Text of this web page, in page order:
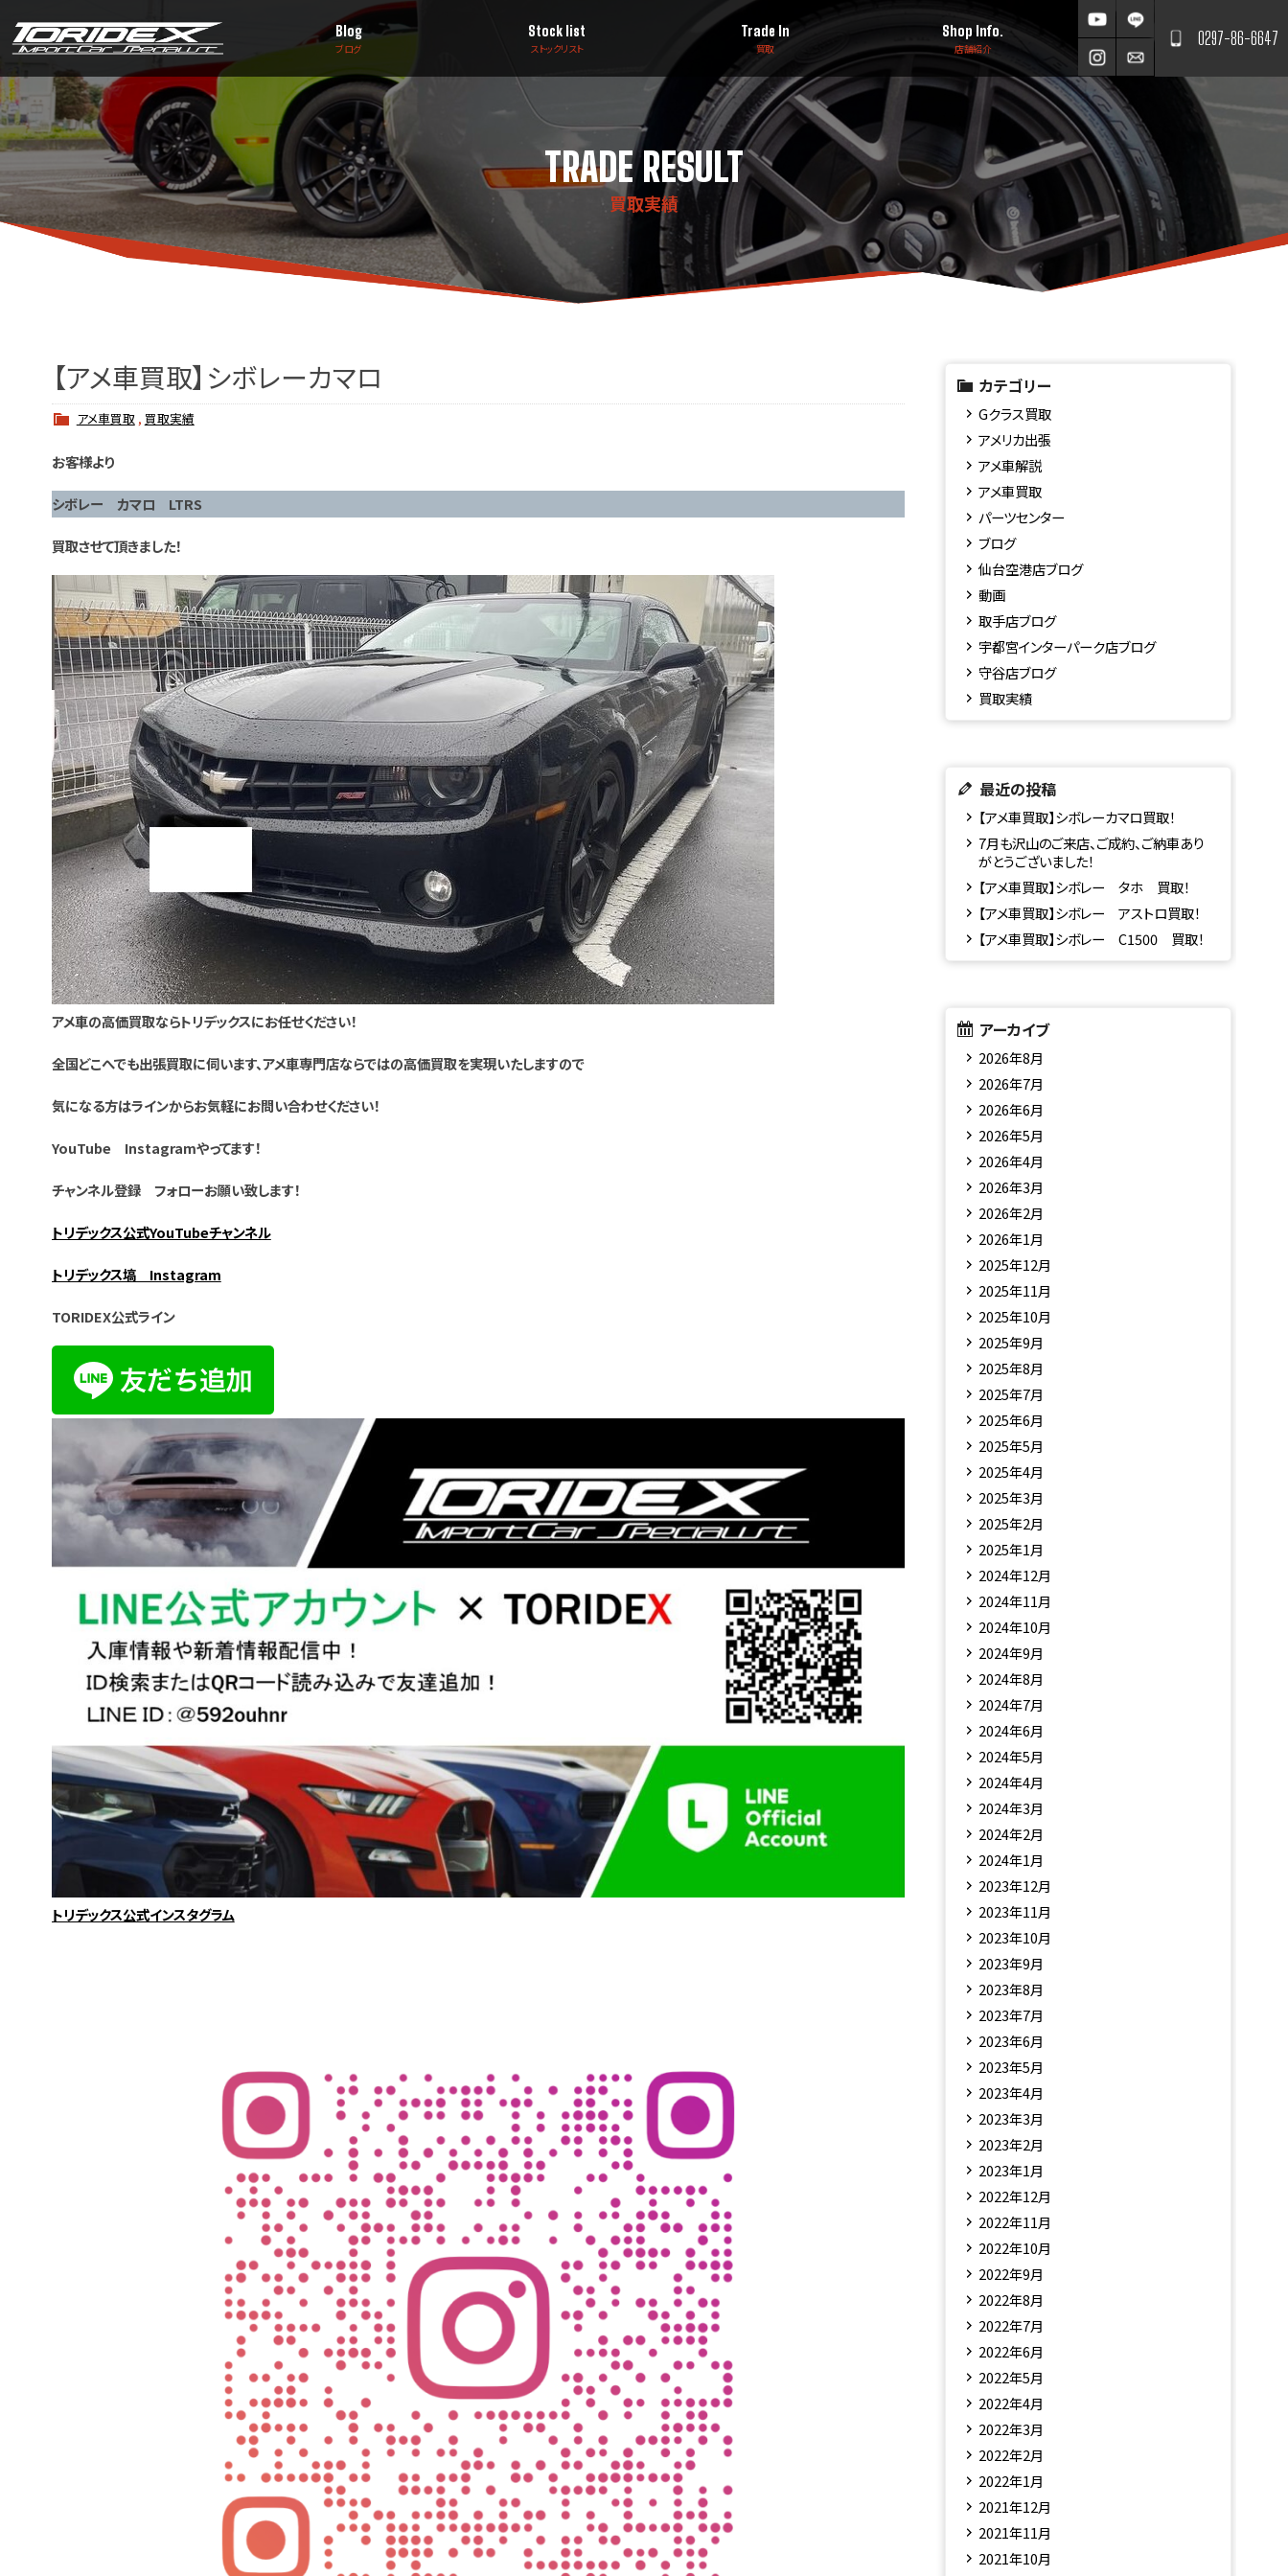
0297-86-6647
Blog
ブログ
Stock list
ストックリスト
Trade In
買取
Shop Info.
店舗紹介
TRADE RESULT
買取実績
【アメ車買取】シボレーカマロ
アメ車買取, 買取実績
お客様より
シボレー カマロ LTRS
買取させて頂きました！
アメ車の高価買取ならトリデックスにお任せください！
全国どこへでも出張買取に伺います、アメ車専門店ならではの高価買取を実現いたしますので
気になる方はラインからお気軽にお問い合わせください！
YouTube Instagramやってます！
チャンネル登録 フォローお願い致します！
トリデックス公式YouTubeチャンネル
トリデックス塙 Instagram
TORIDEX公式ライン
トリデックス公式インスタグラム
カテゴリー
Gクラス買取
アメリカ出張
アメ車解説
アメ車買取
パーツセンター
ブログ
仙台空港店ブログ
動画
取手店ブログ
宇都宮インターパーク店ブログ
守谷店ブログ
買取実績
最近の投稿
【アメ車買取】シボレーカマロ買取！
7月も沢山のご来店、ご成約、ご納車あり
がとうございました！
【アメ車買取】シボレー タホ 買取！
【アメ車買取】シボレー アストロ買取！
【アメ車買取】シボレー C1500 買取！
アーカイブ
2026年8月
2026年7月
2026年6月
2026年5月
2026年4月
2026年3月
2026年2月
2026年1月
2025年12月
2025年11月
2025年10月
2025年9月
2025年8月
2025年7月
2025年6月
2025年5月
2025年4月
2025年3月
2025年2月
2025年1月
2024年12月
2024年11月
2024年10月
2024年9月
2024年8月
2024年7月
2024年6月
2024年5月
2024年4月
2024年3月
2024年2月
2024年1月
2023年12月
2023年11月
2023年10月
2023年9月
2023年8月
2023年7月
2023年6月
2023年5月
2023年4月
2023年3月
2023年2月
2023年1月
2022年12月
2022年11月
2022年10月
2022年9月
2022年8月
2022年7月
2022年6月
2022年5月
2022年4月
2022年3月
2022年2月
2022年1月
2021年12月
2021年11月
2021年10月